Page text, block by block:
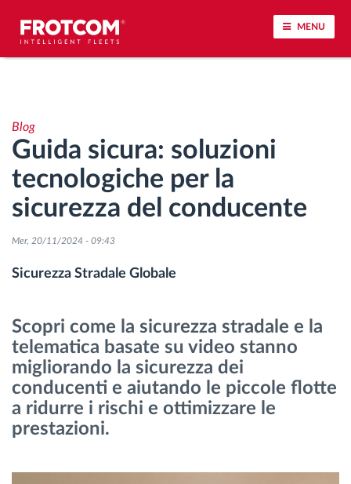
MENU
Analisi dello stile di guida
Monitoraggio dei tempi di guida
Gestione delle forza lavoro
Download remoto del cronotachigrafo
Controllo accessi
Gestione carburante
Pianificazione dei percorsi e monitoraggio
Blog
Guida sicura: soluzioni
tecnologiche per la
sicurezza del conducente
Mer, 20/11/2024 - 09:43
Sicurezza Stradale Globale
Scopri come la sicurezza stradale e la
telematica basate su video stanno
migliorando la sicurezza dei
conducenti e aiutando le piccole flotte
a ridurre i rischi e ottimizzare le
prestazioni.